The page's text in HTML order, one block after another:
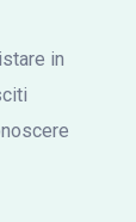
in